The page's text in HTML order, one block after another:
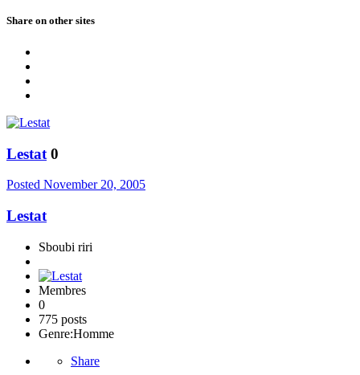
Share on other sites
Lestat 0
Posted November 20, 2005
Lestat
Sboubi riri
Membres
0
775 posts
Genre:Homme
Share